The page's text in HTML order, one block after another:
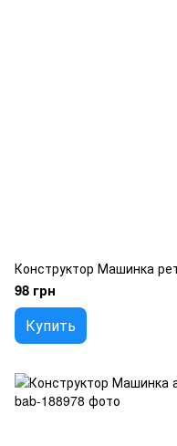
Конструктор Машинка
98 грн
Купить